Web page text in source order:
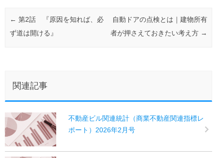
投稿ナビゲーション
← 第2話 『原因を知れば、必
ず道は開ける』
自動ドアの点検とは｜建物所有
者が押さえておきたい考え方 →
関連記事
不動産ビル関連統計（商業不動産関連指標レ
ポート）2026年2月号